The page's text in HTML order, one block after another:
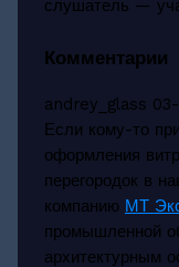
слушатель —
Комментарии
andrey_glass
Если кому-то
оформления
перегородок в
компанию МТ
промышленной
архитектурным